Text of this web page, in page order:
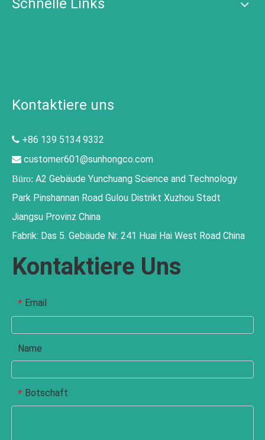
Schnelle Links
Kontaktiere uns
 +86 139 5134 9332
 customer601@sunhongco.com
Büro: A2 Gebäude Yunchuang Science and Technology
Park Pinshannan Road Gulou Distrikt Xuzhou Stadt
Jiangsu Provinz China
Fabrik: Das 5. Gebäude Nr. 241 Huai Hai West Road China
Kontaktiere Uns
* Email
Name
* Botschaft